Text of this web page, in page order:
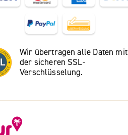
Wir übertragen alle Daten mit
der sicheren SSL-
Verschlüsselung.